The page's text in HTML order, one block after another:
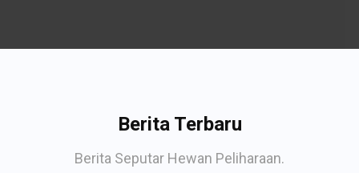
Berita Terbaru
Berita Seputar Hewan Peliharaan.